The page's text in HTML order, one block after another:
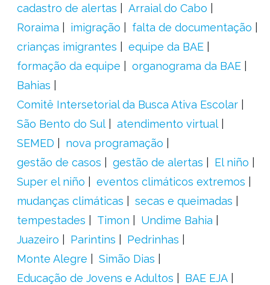
cadastro de alertas
Arraial do Cabo
Roraima
imigração
falta de documentação
crianças imigrantes
equipe da BAE
formação da equipe
organograma da BAE
Bahias
Comitê Intersetorial da Busca Ativa Escolar
São Bento do Sul
atendimento virtual
SEMED
nova programação
gestão de casos
gestão de alertas
El niño
Super el niño
eventos climáticos extremos
mudanças climáticas
secas e queimadas
tempestades
Timon
Undime Bahia
Juazeiro
Parintins
Pedrinhas
Monte Alegre
Simão Dias
Educação de Jovens e Adultos
BAE EJA